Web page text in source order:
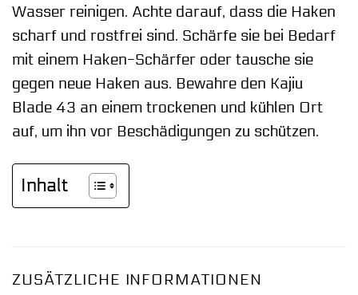
Wasser reinigen. Achte darauf, dass die Haken
scharf und rostfrei sind. Schärfe sie bei Bedarf
mit einem Haken-Schärfer oder tausche sie
gegen neue Haken aus. Bewahre den Kajiu
Blade 43 an einem trockenen und kühlen Ort
auf, um ihn vor Beschädigungen zu schützen.
Inhalt
ZUSÄTZLICHE INFORMATIONEN